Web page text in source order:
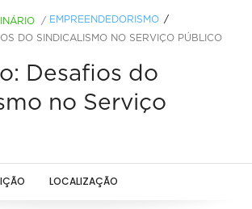
/ EMPREENDEDORISMO
DO SINDICALISMO NO SERVIÇO PÚBLICO
Desafios do
no Serviço
LOCALIZAÇÃO